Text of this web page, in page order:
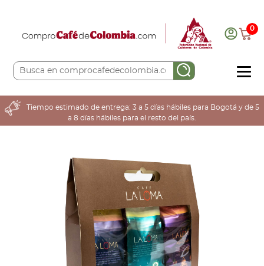
0
COMPRA AQUÍ
COLOMBIA CAFETERA
Tiempo estimado de entrega: 3 a 5 días hábiles para Bogotá y de 5
a 8 días hábiles para el resto del país.